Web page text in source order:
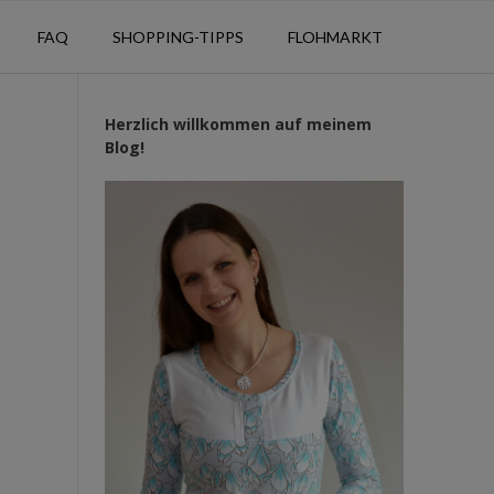
FAQ SHOPPING-TIPPS FLOHMARKT
Herzlich willkommen auf meinem
Blog!